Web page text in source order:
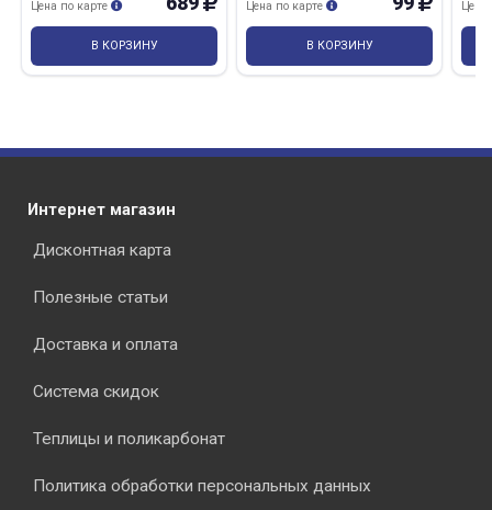
Цена по карте
В КОРЗИНУ
Цена по карте
В КОРЗИНУ
Цена
Интернет магазин
Дисконтная карта
Полезные статьи
Доставка и оплата
Система скидок
Теплицы и поликарбонат
Политика обработки персональных данных